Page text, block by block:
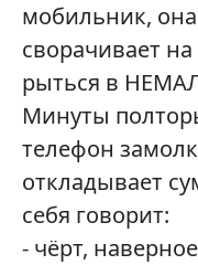
мобильник,
сворачивает
рыться в
Минуты
телефон
откладывает
себя говорит:
- чёрт,